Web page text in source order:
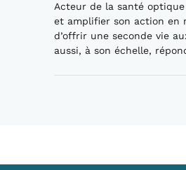
Acteur de la santé
et amplifier son action en
d’offrir une seconde vie
aussi, à son échelle,